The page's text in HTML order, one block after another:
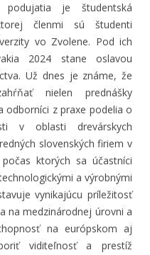
podujatia je študentská
členmi sú študenti
vo Zvolene. Pod ich
2024 stane oslavou
Už dnes je známe, že
nielen prednášky
odborníci z praxe podelia o
v oblasti drevárskych
slovenských firiem v
ktorých sa účastníci
a výrobnými
vynikajúcu príležitosť
na medzinárodnej úrovni a
na európskom aj
viditeľnosť a prestíž